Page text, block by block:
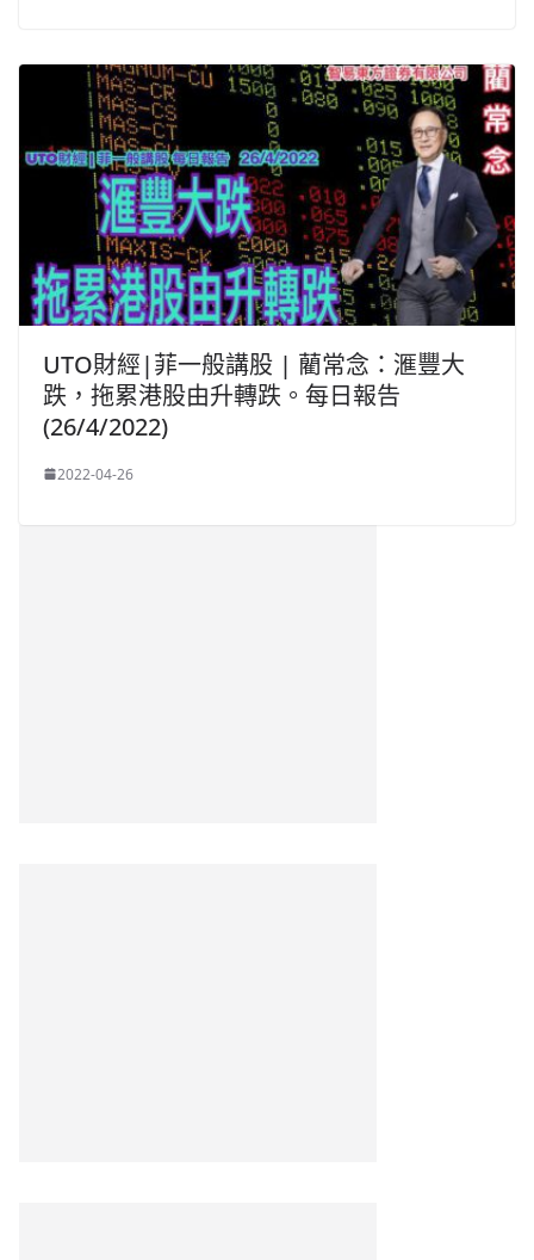
UTO財經|菲一般講股 | 藺常念：滙豐大
跌，拖累港股由升轉跌。每日報告
(26/4/2022)
2022-04-26